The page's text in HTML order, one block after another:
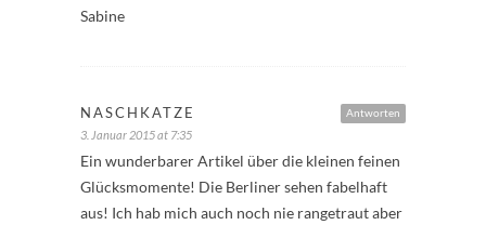
Sabine
Antworten
NASCHKATZE
3. Januar 2015 at 7:35
Ein wunderbarer Artikel über die kleinen feinen
Glücksmomente! Die Berliner sehen fabelhaft
aus! Ich hab mich auch noch nie rangetraut aber